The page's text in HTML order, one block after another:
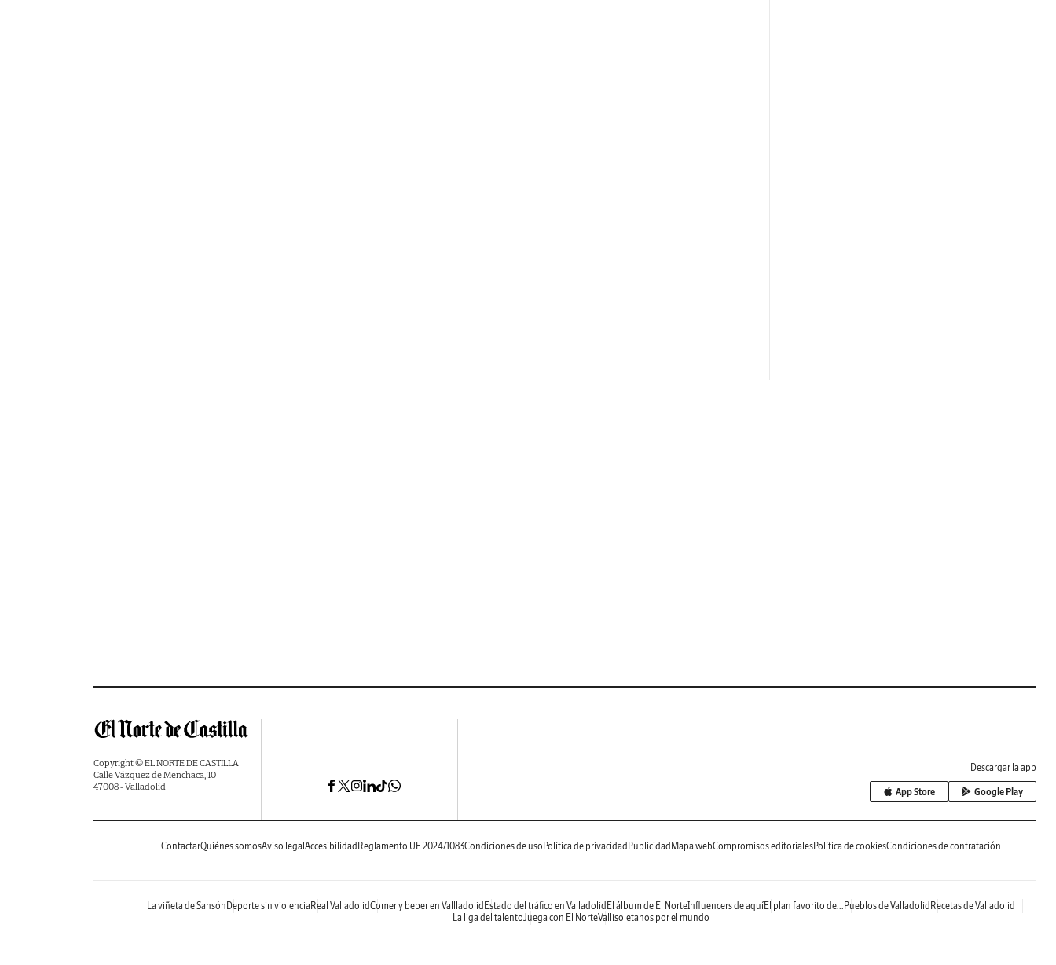
Copyright © EL NORTE DE CASTILLA
Calle Vázquez de Menchaca, 10
47008 - Valladolid
Descargar la app
App Store Google Play
ContactarQuiénes somosAviso legal Accesibilidad Reglamento UE 2024/1083Condiciones de uso Política de privacidad Publicidad Mapa webCompromisos editorialesPolítica de cookiesCondiciones de contratación
La viñeta de Sansón Deporte sin violencia Real ValladolidComer y beber en Vallladolid Estado del tráfico en Valladolid El álbum de El NorteInfluencers de aquíEl plan favorito de... Pueblos de Valladolid Recetas de Valladolid
La liga del talentoJuega con El NorteVallisoletanos por el mundo